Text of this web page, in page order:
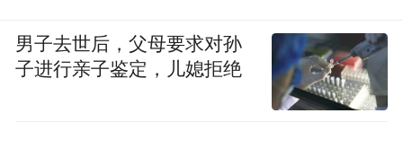
男子去世后，父母要求对孙
子进行亲子鉴定，儿媳拒绝